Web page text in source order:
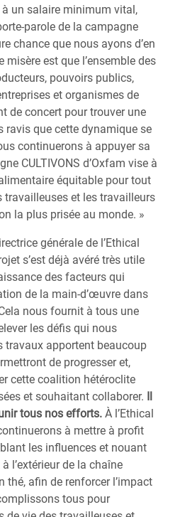
un salaire minimum vital,
parole de la campagne
chance que nous ayons d’en
est que l’ensemble des
pouvoirs publics,
et organismes de
de concert pour trouver une
ravis que cette dynamique se
continuerons à appuyer sa
CULTIVONS d’Oxfam vise à
équitable pour tout
travailleuses et les travailleurs
la plus prisée au monde. »
générale de l’Ethical
s’est déjà avéré très utile
des facteurs qui
de la main-d’œuvre dans
nous fournit à tous une
les défis qui nous
travaux apportent beaucoup
de progresser et,
cette coalition hétéroclite
et souhaitant collaborer. Il
tous nos efforts. À l’Ethical
à mettre à profit
les influences et nouant
l’extérieur de la chaîne
thé, afin de renforcer l’impact
tous pour